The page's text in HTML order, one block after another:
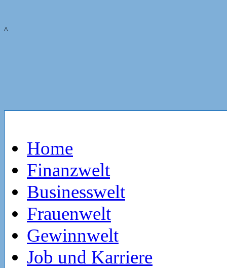
^
Home
Finanzwelt
Businesswelt
Frauenwelt
Gewinnwelt
Job und Karriere